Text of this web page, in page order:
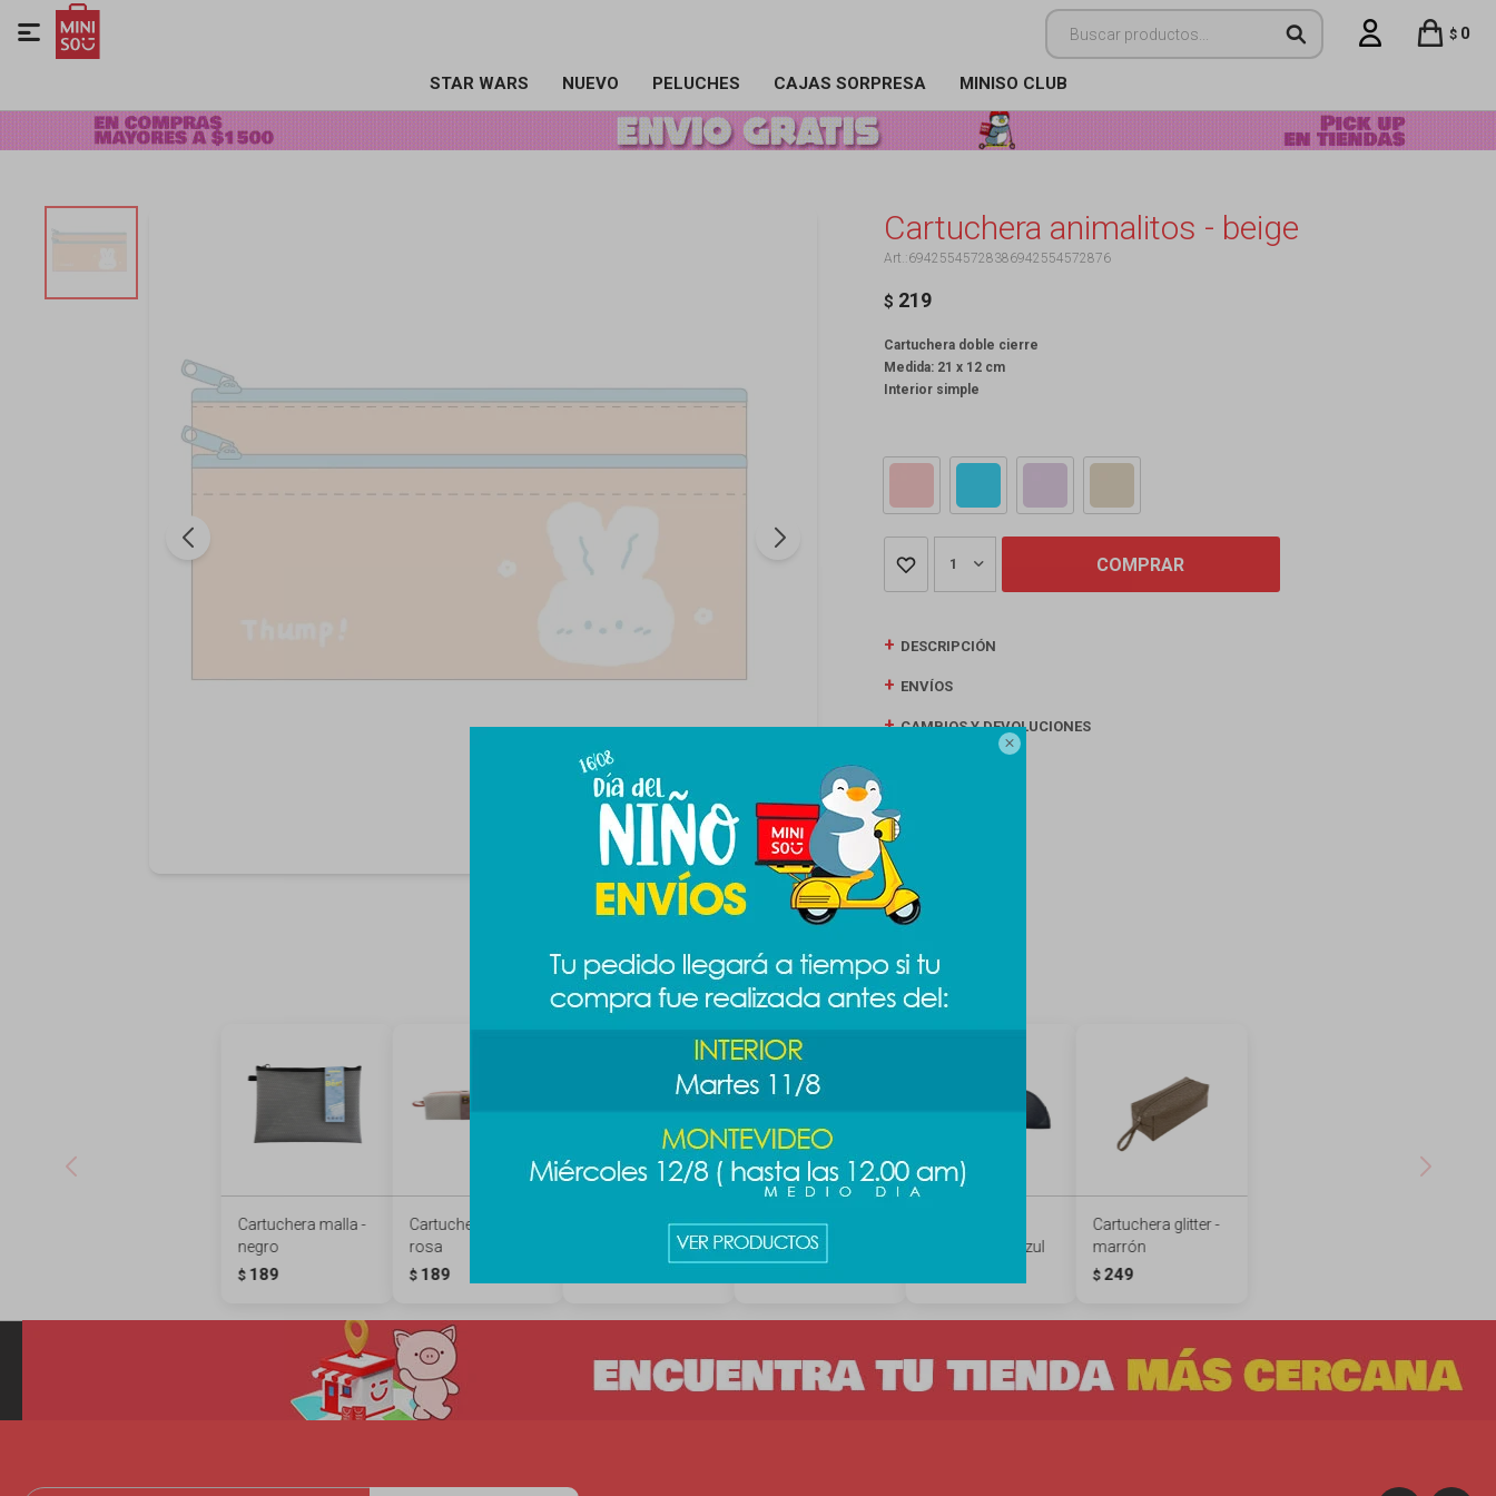

STAR WARS NUEVO PELUCHES CAJAS SORPRESA MINISO CLUB
$ 0

Cartuchera animalitos - beige
69425545728386942554572876
$ 219
Cartuchera doble cierre
Medida: 21 x 12 cm
Interior simple
1 COMPRAR
DESCRIPCIÓN
ENVÍOS
CAMBIOS Y DEVOLUCIONES
Productos que te pueden interesar
Cartuchera malla -
negro
$ 189
Cartuchera malla -
rosa
$ 189
animalitos - celeste
Cartuchera
corazones
minimalista - azul
Cartuchera glitter -
marrón
$ 249